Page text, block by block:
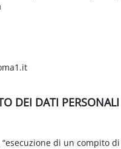
DEI DATI
di un